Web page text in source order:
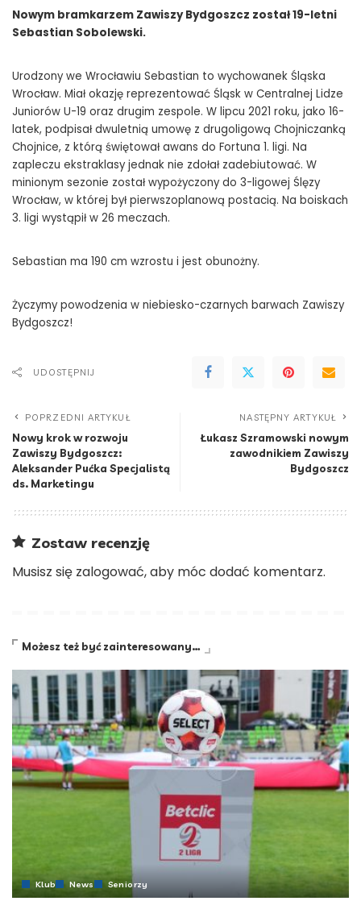
Nowym bramkarzem Zawiszy Bydgoszcz został 19-letni
Sebastian Sobolewski.
Urodzony we Wrocławiu Sebastian to wychowanek Śląska
Wrocław. Miał okazję reprezentować Śląsk w Centralnej Lidze
Juniorów U-19 oraz drugim zespole. W lipcu 2021 roku, jako 16-
latek, podpisał dwuletnią umowę z drugoligową Chojniczanką
Chojnice, z którą świętował awans do Fortuna 1. ligi. Na
zapleczu ekstraklasy jednak nie zdołał zadebiutować. W
minionym sezonie został wypożyczony do 3-ligowej Ślęzy
Wrocław, w której był pierwszoplanową postacią. Na boiskach
3. ligi wystąpił w 26 meczach.
Sebastian ma 190 cm wzrostu i jest obunożny.
Życzymy powodzenia w niebiesko-czarnych barwach Zawiszy
Bydgoszcz!
UDOSTĘPNIJ
POPRZEDNI ARTYKUŁ
Nowy krok w rozwoju
Zawiszy Bydgoszcz:
Aleksander Pućka Specjalistą
ds. Marketingu
NASTĘPNY ARTYKUŁ
Łukasz Szramowski nowym
zawodnikiem Zawiszy
Bydgoszcz
Zostaw recenzję
Musisz się zalogować, aby móc dodać komentarz.
Możesz też być zainteresowany…
Klub News Seniorzy